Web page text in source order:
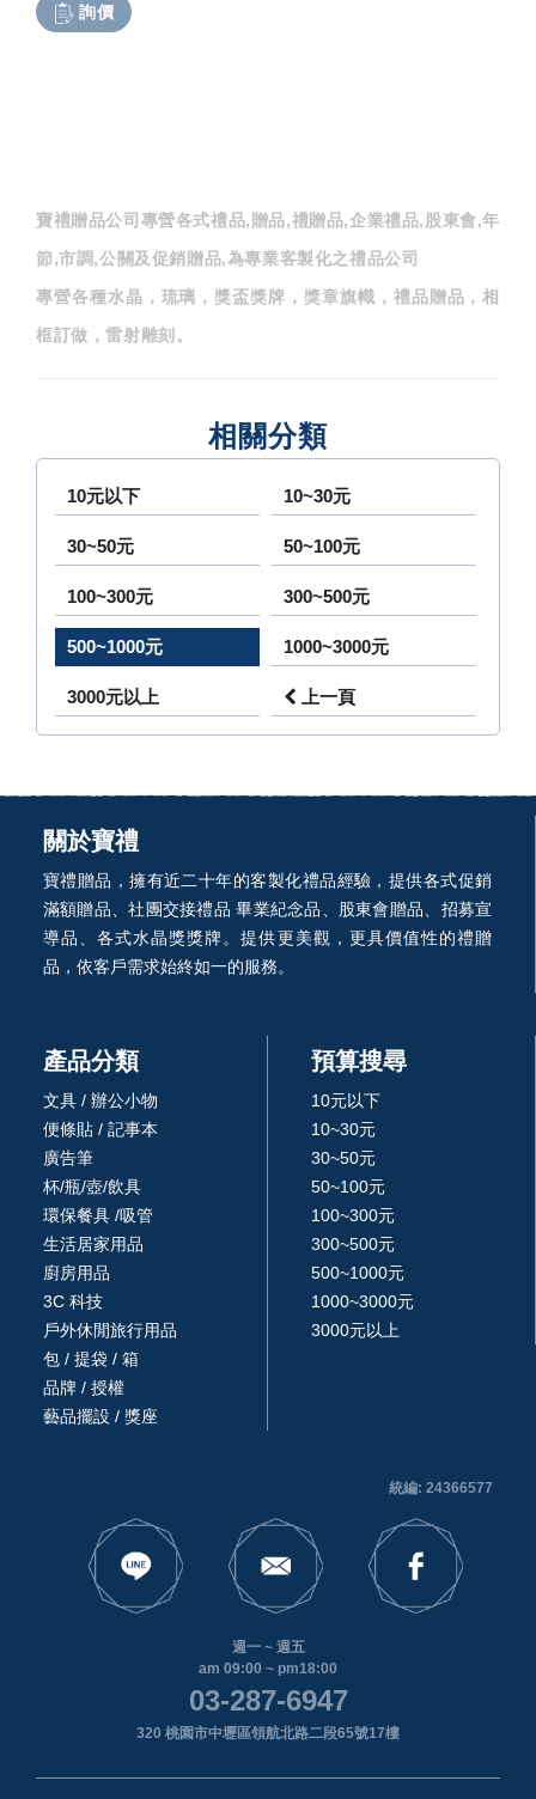
詢價
寶禮贈品公司專營各式禮品,贈品,禮贈品,企業禮品,股東會,年
節,市調,公關及促銷贈品,為專業客製化之禮品公司
專營各種水晶，琉璃，獎盃獎牌，獎章旗幟，禮品贈品，相
框訂做，雷射雕刻。
相關分類
10元以下 10~30元
30~50元 50~100元
100~300元 300~500元
500~1000元 1000~3000元
3000元以上 上一頁
關於寶禮
寶禮贈品，擁有近二十年的客製化禮品經驗，提供各式促銷
滿額贈品、社團交接禮品 畢業紀念品、股東會贈品、招募宣
導品、各式水晶獎獎牌。提供更美觀，更具價值性的禮贈
品，依客戶需求始終如一的服務。
產品分類
文具 / 辦公小物
便條貼 / 記事本
廣告筆
杯/瓶/壺/飲具
環保餐具 /吸管
生活居家用品
廚房用品
3C 科技
戶外休閒旅行用品
包 / 提袋 / 箱
品牌 / 授權
藝品擺設 / 獎座
預算搜尋
10元以下
10~30元
30~50元
50~100元
100~300元
300~500元
500~1000元
1000~3000元
3000元以上
統編: 24366577
週一 ~ 週五
am 09:00 ~ pm18:00
03-287-6947
320 桃園市中壢區領航北路二段65號17樓